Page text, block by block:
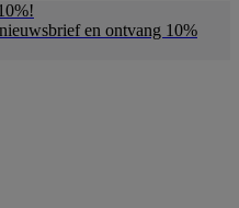
en ontvang 10%